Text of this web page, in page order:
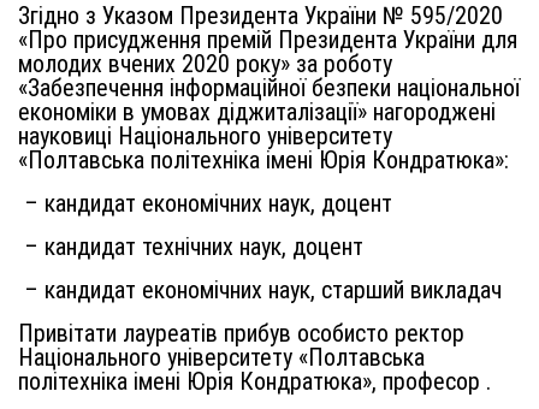
Згідно з Указом Президента України № 595/2020
«Про присудження премій Президента України для
молодих вчених 2020 року» за роботу
«Забезпечення інформаційної безпеки національної
економіки в умовах діджиталізації» нагороджені
науковиці Національного університету
«Полтавська політехніка імені Юрія Кондратюка»:
– кандидат економічних наук, доцент
– кандидат технічних наук, доцент
– кандидат економічних наук, старший викладач
Привітати лауреатів прибув особисто ректор
Національного університету «Полтавська
політехніка імені Юрія Кондратюка», професор .